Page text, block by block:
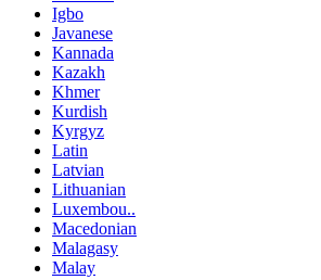
Igbo
Javanese
Kannada
Kazakh
Khmer
Kurdish
Kyrgyz
Latin
Latvian
Lithuanian
Luxembou..
Macedonian
Malagasy
Malay